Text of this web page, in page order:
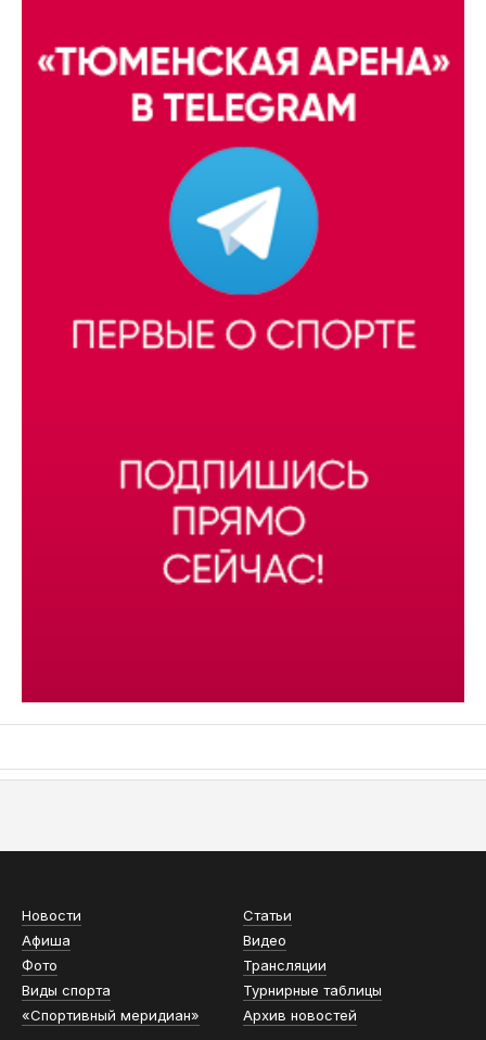
Новости
Статьи
Афиша
Видео
Фото
Трансляции
Виды спорта
Турнирные таблицы
«Спортивный меридиан»
Архив новостей